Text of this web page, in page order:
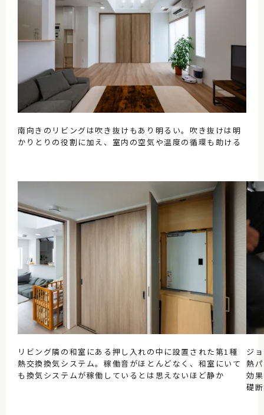
南向きのリビングは吹き抜けもあり明るい。吹き抜けは明
かりとりの役割に加え、室内の空気や温度の循環も助ける
リビング隣の和室にある押し入れの中に設置された第1種
熱交換換気システム。稼働音がほとんどなく、和室にいて
も換気システムが稼働しているとは思えないほど静か
ジ
熱
効
礎